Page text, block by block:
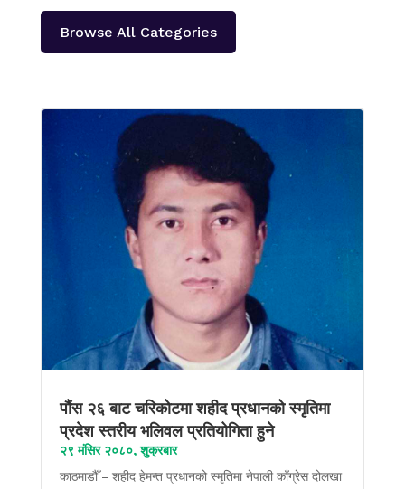
Browse All Categories
पौंस २६ बाट चरिकोटमा शहीद प्रधानको स्मृतिमा
प्रदेश स्तरीय भलिवल प्रतियोगिता हुने
२९ मंसिर २०८०, शुक्रबार
काठमाडौँ – शहीद हेमन्त प्रधानको स्मृतिमा नेपाली काँग्रेस दोलखा